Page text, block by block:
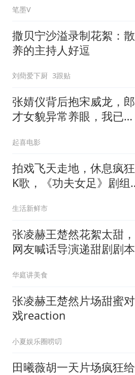
笔墨V
撒贝宁沙溢录制花絮：散
养的主持人好逗
刘蕳爱下厨 3跟贴
张婧仪背后抱宋威龙，郎
才女貌异常养眼，我已经
起喜电影
拍戏飞天走地，休息疯狂
K歌，《功夫女足》剧组
生活新鲜市
张凌赫王楚然花絮太甜，
网友喊话导演递甜剧剧本
华庭讲美食
张凌赫王楚然片场甜蜜对
戏reaction
小夏娱乐圈唠叨
田曦薇胡一天片场疯狂给